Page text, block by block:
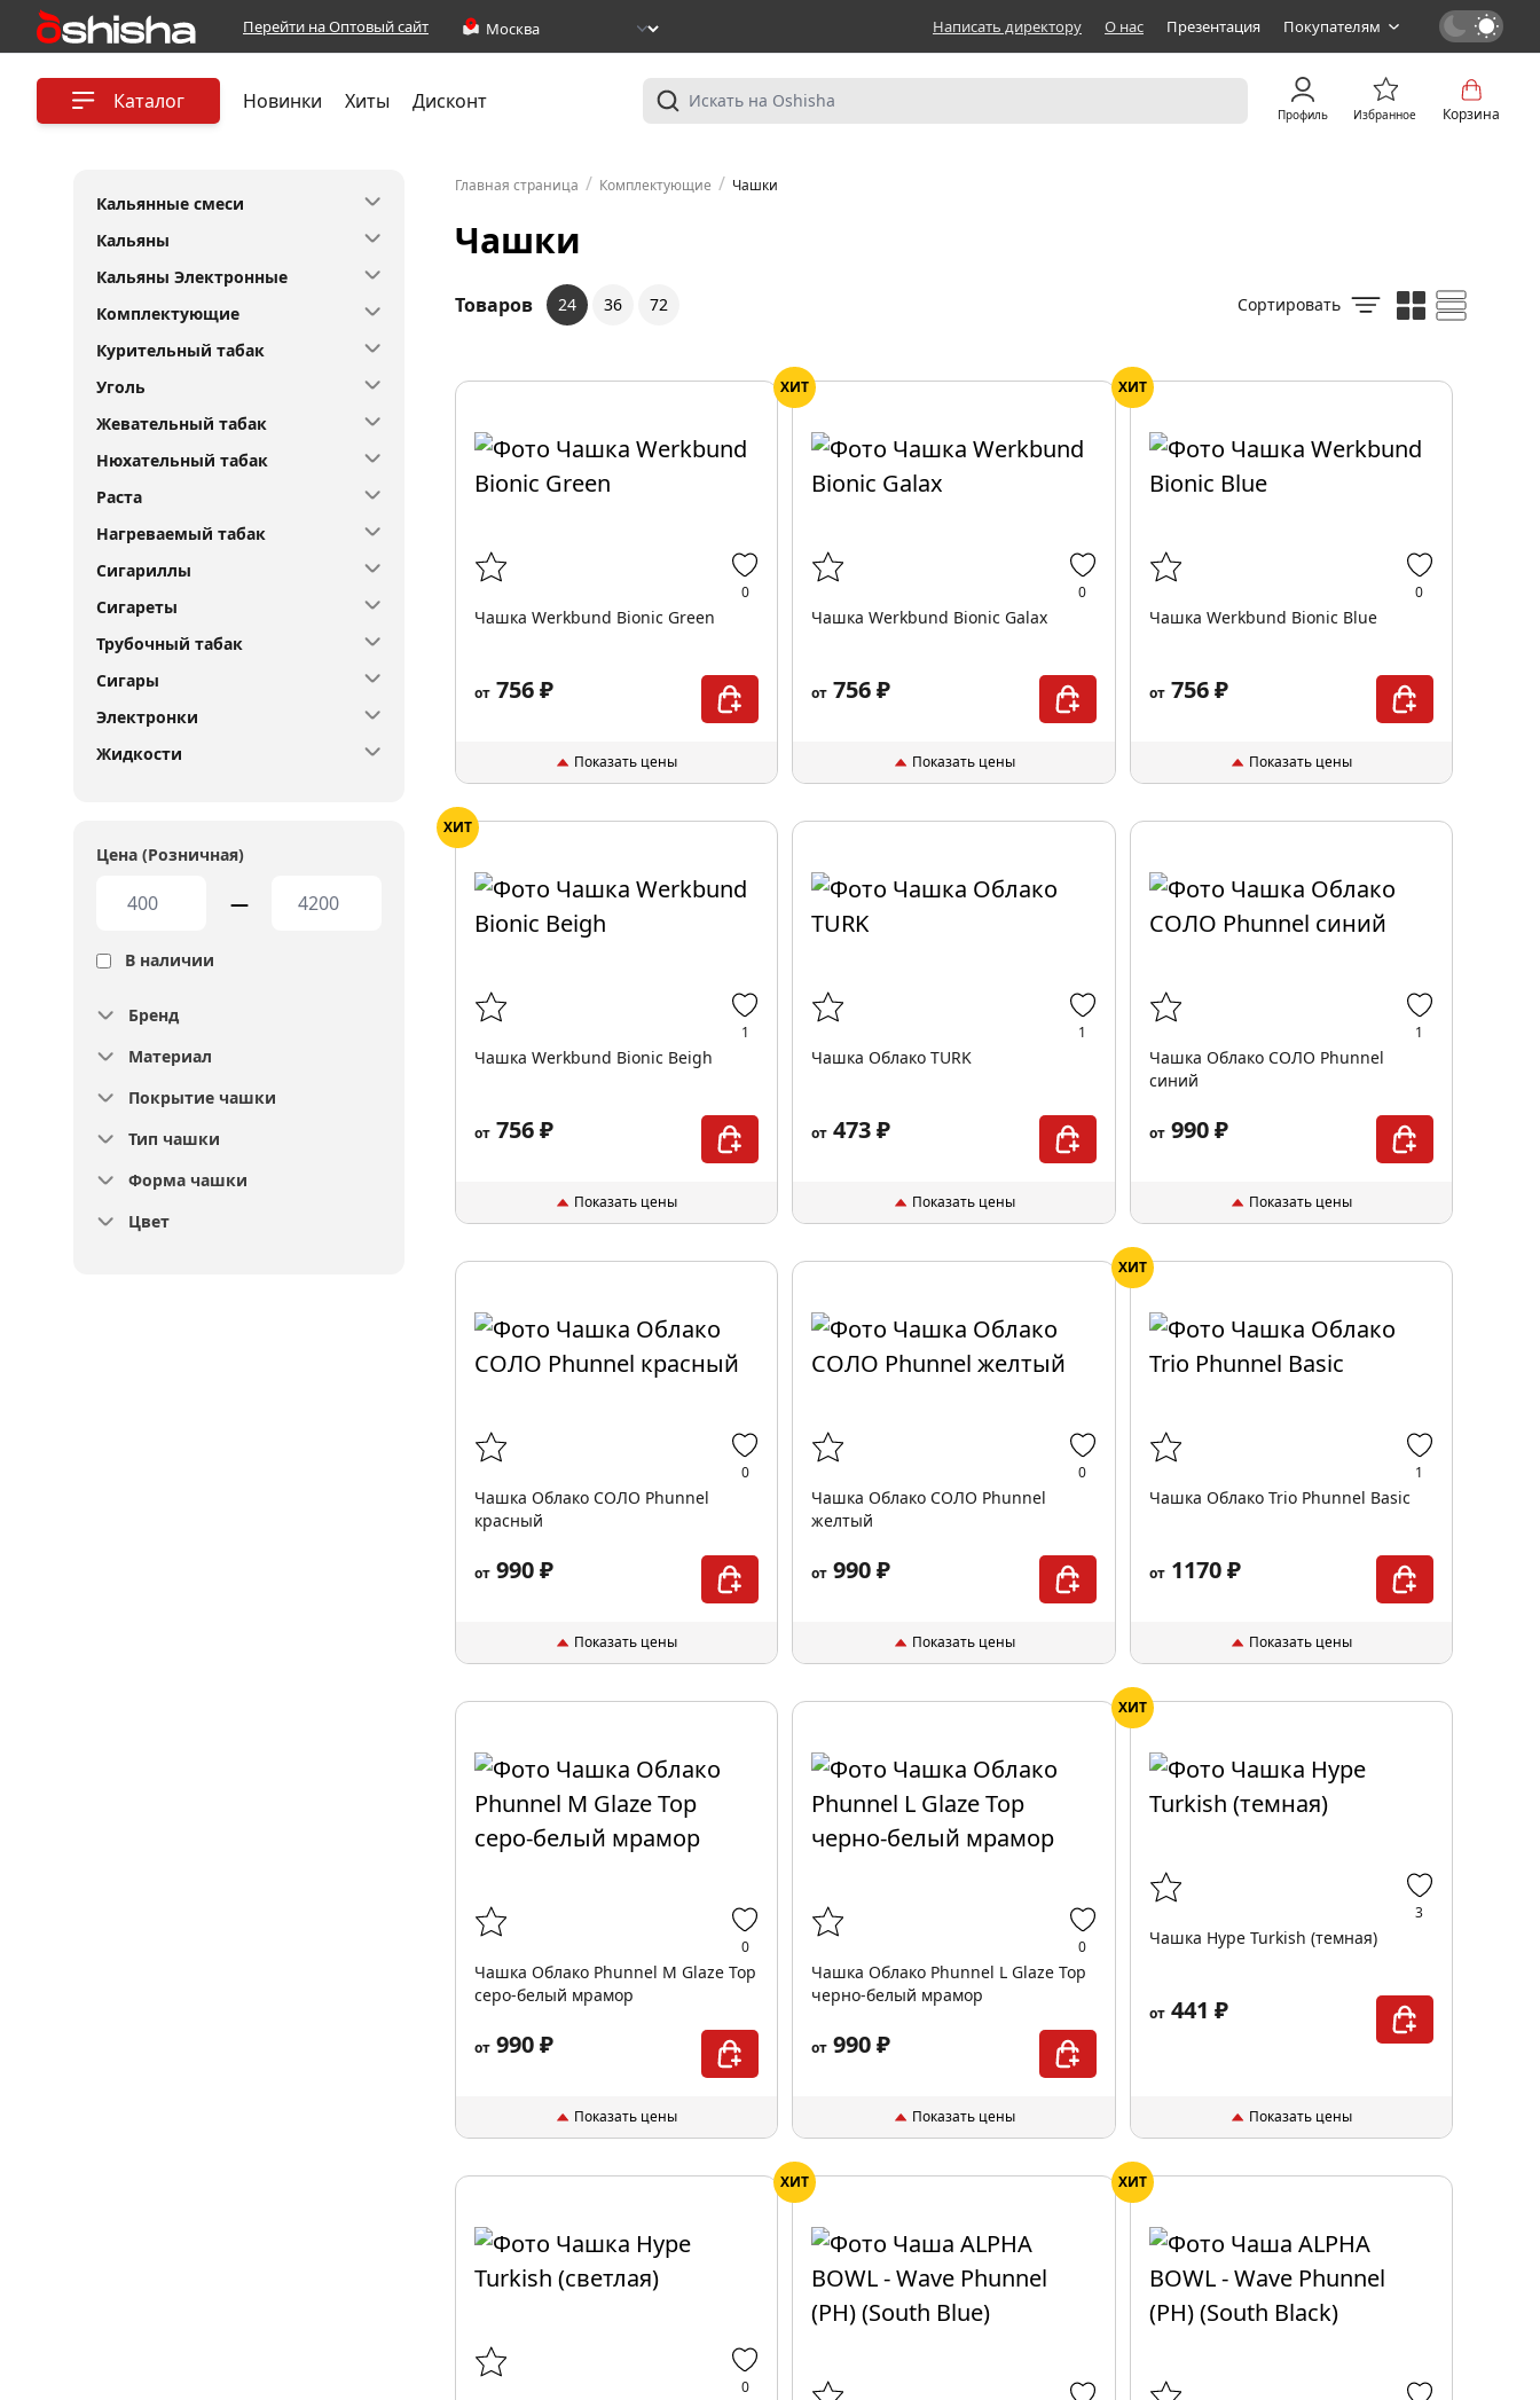
Перейти на Оптовый сайт Написать директору О нас Презентация Покупателям
Каталог Новинки Хиты Дисконт
Профиль Избранное Корзина
Кальянные смеси
Кальяны
Кальяны Электронные
Комплектующие
Курительный табак
Уголь
Жевательный табак
Нюхательный табак
Раста
Нагреваемый табак
Сигариллы
Сигареты
Трубочный табак
Сигары
Электронки
Жидкости
Цена (Розничная)
—
В наличии
Бренд
Материал
Покрытие чашки
Тип чашки
Форма чашки
Цвет
Главная страница / Комплектующие / Чашки
Чашки
Товаров 24 36 72 Сортировать
0
Чашка Werkbund Bionic Green
от 756 ₽
Показать цены
ХИТ
0
Чашка Werkbund Bionic Galax
от 756 ₽
Показать цены
ХИТ
0
Чашка Werkbund Bionic Blue
от756 ₽
Показать цены
ХИТ
1
Чашка Werkbund Bionic Beigh
от 756 ₽
Показать цены
1
Чашка Облако TURK
от 473 ₽
Показать цены
1
Чашка Облако СОЛО Phunnel
синий
от990 ₽
Показать цены
0
Чашка Облако СОЛО Phunnel
красный
от 990 ₽
Показать цены
0
Чашка Облако СОЛО Phunnel
желтый
от 990 ₽
Показать цены
ХИТ
1
Чашка Облако Trio Phunnel Basic
от1170 ₽
Показать цены
0
Чашка Облако Phunnel M Glaze Top
серо-белый мрамор
от 990 ₽
Показать цены
0
Чашка Облако Phunnel L Glaze Top
черно-белый мрамор
от 990 ₽
Показать цены
ХИТ
3
Чашка Hype Turkish (темная)
от441 ₽
Показать цены
0
ХИТ ХИТ